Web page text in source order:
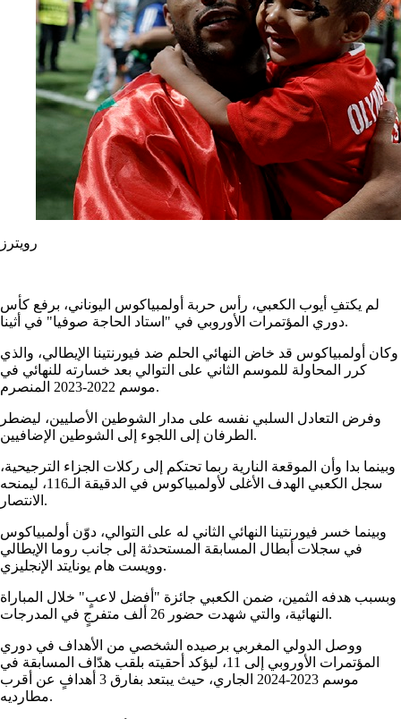
رويترز
لم يكتفِ أيوب الكعبي، رأس حربة أولمبياكوس اليوناني، برفع كأس
دوري المؤتمرات الأوروبي في "استاد الحاجة صوفيا" في أثينا.
وكان أولمبياكوس قد خاض النهائي الحلم ضد فيورنتينا الإيطالي، والذي
كرر المحاولة للموسم الثاني على التوالي بعد خسارته للنهائي في
موسم 2022-2023 المنصرم.
وفرض التعادل السلبي نفسه على مدار الشوطين الأصليين، ليضطر
الطرفان إلى اللجوء إلى الشوطين الإضافيين.
وبينما بدا وأن الموقعة النارية ربما تحتكم إلى ركلات الجزاء الترجيحية،
سجل الكعبي الهدف الأغلى لأولمبياكوس في الدقيقة الـ116، ليمنحه
الانتصار.
وبينما خسر فيورنتينا النهائي الثاني له على التوالي، دوّن أولمبياكوس
في سجلات أبطال المسابقة المستحدثة إلى جانب روما الإيطالي
وويست هام يونايتد الإنجليزي.
وبسبب هدفه الثمين، ضمن الكعبي جائزة "أفضل لاعبٍ" خلال المباراة
النهائية، والتي شهدت حضور 26 ألف متفرجٍ في المدرجات.
ووصل الدولي المغربي برصيده الشخصي من الأهداف في دوري
المؤتمرات الأوروبي إلى 11، ليؤكد أحقيته بلقب هدّاف المسابقة في
موسم 2023-2024 الجاري، حيث يبتعد بفارق 3 أهدافٍ عن أقرب
مطارديه.